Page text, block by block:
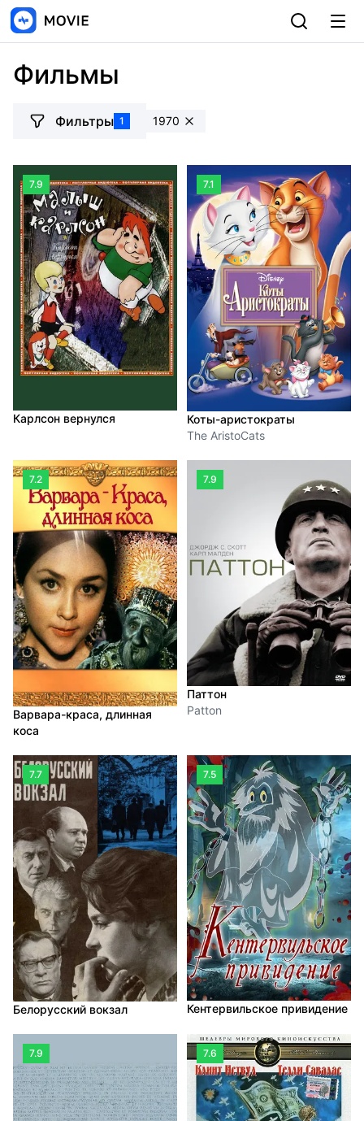
Фильмы
Фильтры 1 1970
7.9
Карлсон вернулся
7.1
Коты-аристократы
The AristoCats
7.2
Варвара-краса, длинная
коса
7.9
Паттон
Patton
7.7
Белорусский вокзал
7.5
Кентервильское привидение
7.9 7.6